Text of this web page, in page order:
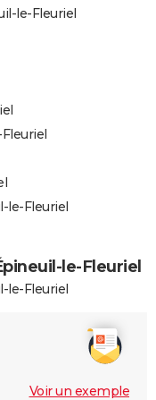
le-Fleuriel
le-Fleuriel
le-Fleuriel
le-Fleuriel
Voir un exemple